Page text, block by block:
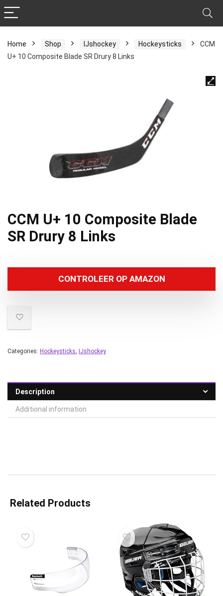
Home Shop IJshockey Hockeysticks
CCM
U+ 10 Composite Blade SR Drury 8 Links
CCM U+ 10 Composite Blade
SR Drury 8 Links
CONTROLEER OP AMAZON
Categories: Hockeysticks, IJshockey
Description
Additional information
Related Products